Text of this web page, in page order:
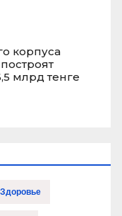
корпуса
млрд тенге
Здоровье